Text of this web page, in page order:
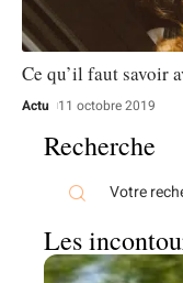
Ce qu’il faut savoir
Actu 11 octobre 2019
Recherche
Les